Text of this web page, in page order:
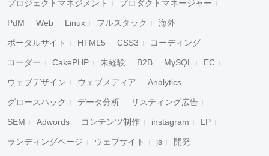
プロジェクトマネジメント プロダクトマネージャー
PdM Web Linux フルスタック 海外
ポータルサイト HTML5 CSS3 コーディング
コーダー CakePHP 未経験 B2B MySQL EC
ウェブデザイン ウェブメディア Analytics
グロースハック データ分析 リスティング広告
SEM Adwords コンテンツ制作 instagram LP
ランディングページ ウェブサイト js 開発